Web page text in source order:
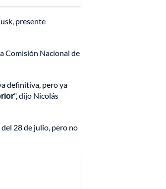
presente
Comisión Nacional de
definitiva, pero ya
", dijo Nicolás
28 de julio, pero no